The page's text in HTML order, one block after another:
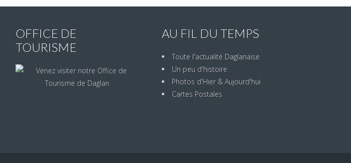
OFFICE DE
TOURISME
AU FIL DU TEMPS
Toute l'actualité Daglanaise
Un peu d'histoire
Photos d'Hier & Aujourd'hui
Cartes Postales